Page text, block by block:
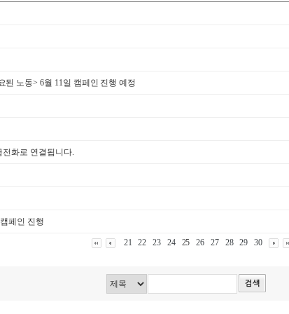
노동> 6월 11일 캠페인 진행 예정
전화로 연결됩니다.
페인 진행
21 22 23 24 25 26 27 28 29 30